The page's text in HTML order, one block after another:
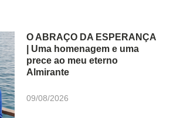
O ABRAÇO DA ESPERANÇA
| Uma homenagem e uma
prece ao meu eterno
Almirante
09/08/2026